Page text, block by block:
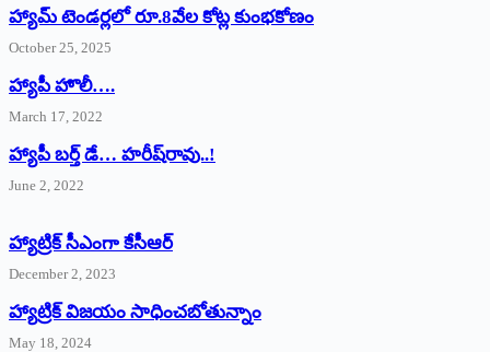
హ్యామ్‌ ‌టెండర్లలో రూ.8వేల కోట్ల కుంభకోణం
October 25, 2025
హ్యాపీ హొలీ….
March 17, 2022
హ్యాపీ బర్త్ ‌డే… హరీష్‌రావు..!
June 2, 2022
హ్యాట్రిక్‌ ‌సీఎంగా కేసీఆర్‌
December 2, 2023
హ్యాట్రిక్‌ విజయం సాధించబోతున్నాం
May 18, 2024